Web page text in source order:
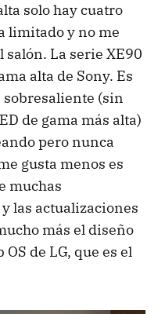
solo hay cuatro
limitado y no me
salón. La serie XE90
alta de Sony. Es
(sin
de gama más alta)
pero nunca
gusta menos es
muchas
las actualizaciones
más el diseño
de LG, que es el